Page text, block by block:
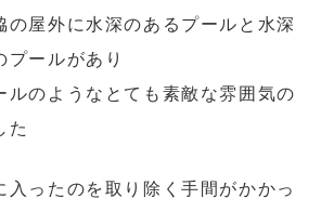
の屋外に水深のあるプールと水深
プールがあり
ルのようなとても素敵な雰囲気の
た
入ったのを取り除く手間がかかっ